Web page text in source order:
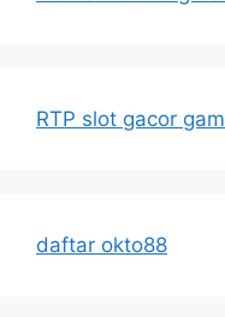
RTP slot gacor
daftar okto88